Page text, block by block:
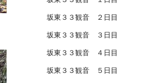
坂東３３観音 ２日目
坂東３３観音 ３日目
坂東３３観音 ４日目
坂東３３観音 ５日目